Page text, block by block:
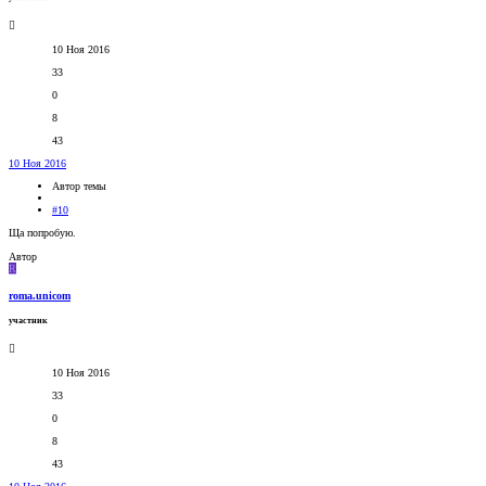
10 Ноя 2016
33
0
8
43
10 Ноя 2016
Автор темы
#10
Ща попробую.
Автор
R
roma.unicom
участник
10 Ноя 2016
33
0
8
43